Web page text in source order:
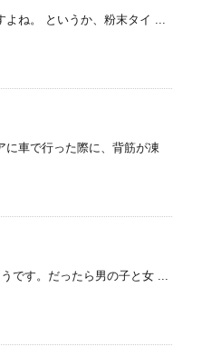
よね。 というか、粉末タイ ...
に車で行った際に、背筋が凍
です。だったら男の子と女 ...